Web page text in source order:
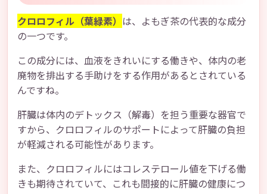
クロロフィル（葉緑素） は、よもぎ茶の代表的な成分
の一つです。
この成分には、血液をきれいにする働きや、体内の老
廃物を排出する手助けをする作用があるとされている
んですね。
肝臓は体内のデトックス（解毒）を担う重要な器官で
すから、クロロフィルのサポートによって肝臓の負担
が軽減される可能性があります。
また、クロロフィルにはコレステロール値を下げる働
きも期待されていて、これも間接的に肝臓の健康につ